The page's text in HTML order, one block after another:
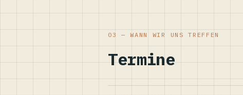
03 — WANN WIR UNS TREFFEN
Termine